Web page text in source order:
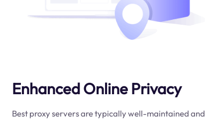
Enhanced Online Privacy
Best proxy servers are typically well-maintained and